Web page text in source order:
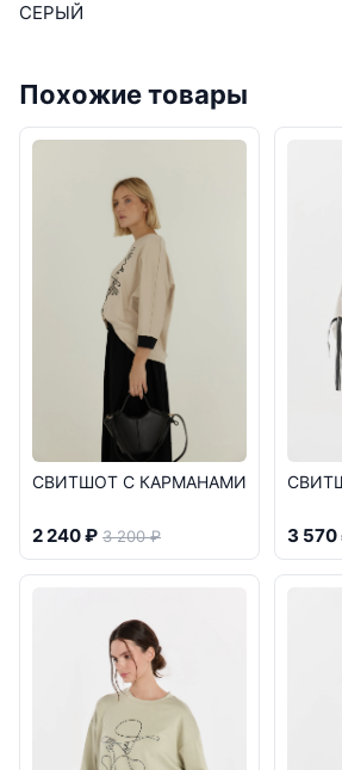
СЕРЫЙ
Похожие товары
СВИТШОТ С КАРМАНАМИ
2 240 ₽ 3 200 ₽ 3 570